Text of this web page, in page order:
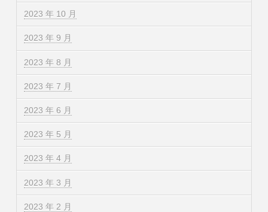
2023 年 10 月
2023 年 9 月
2023 年 8 月
2023 年 7 月
2023 年 6 月
2023 年 5 月
2023 年 4 月
2023 年 3 月
2023 年 2 月